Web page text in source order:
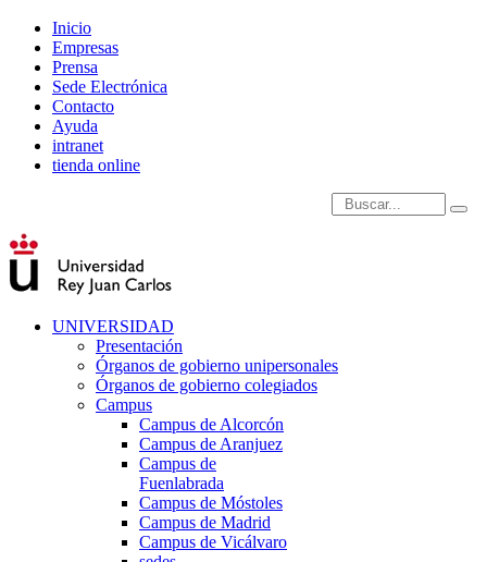
Inicio
Empresas
Prensa
Sede Electrónica
Contacto
Ayuda
intranet
tienda online
Introduce términos de
UNIVERSIDAD
Presentación
Órganos de gobierno unipersonales
Órganos de gobierno colegiados
Campus
Campus de Alcorcón
Campus de Aranjuez
Campus de
Fuenlabrada
Campus de Móstoles
Campus de Madrid
Campus de Vicálvaro